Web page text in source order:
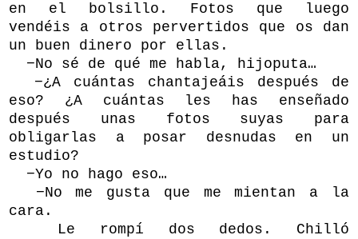
en el bolsillo. Fotos que luego
vendéis a otros pervertidos que os dan
un buen dinero por ellas.
−No sé de qué me habla, hijoputa…
−¿A cuántas chantajeáis después de
eso? ¿A cuántas les has enseñado
después unas fotos suyas para
obligarlas a posar desnudas en un
estudio?
−Yo no hago eso…
−No me gusta que me mientan a la
cara.
Le rompí dos dedos. Chilló